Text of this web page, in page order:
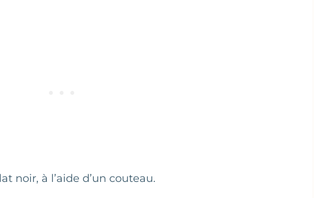
noir, à l’aide d’un couteau.